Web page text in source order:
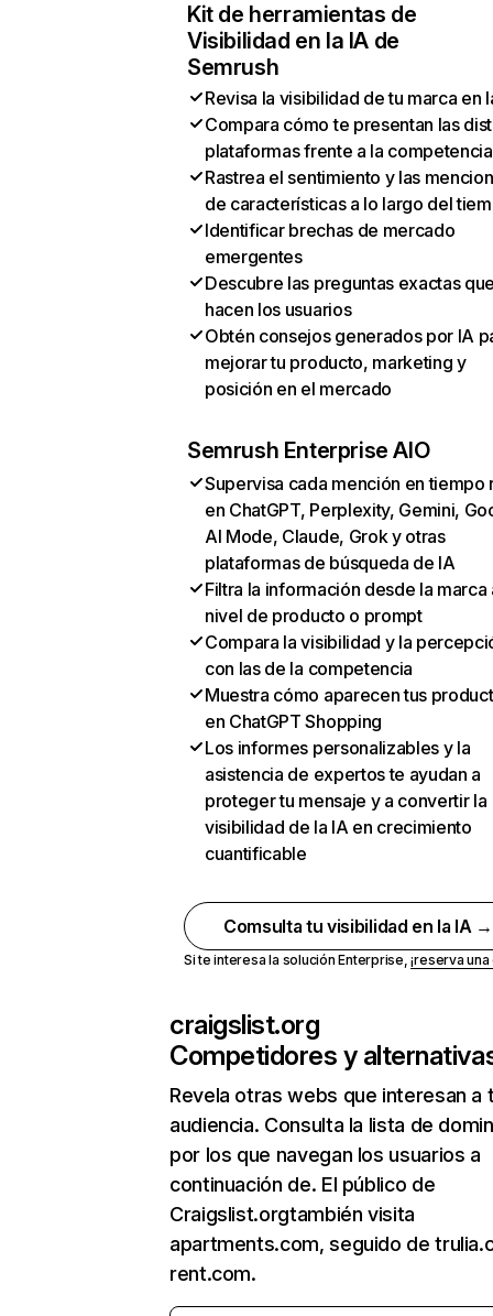
Kit de herramientas de
Visibilidad en la IA de
Semrush
Revisa la visibilidad de tu marca en
Compara cómo te presentan las
plataformas frente a la competencia
Rastrea el sentimiento y las
de características a lo largo del
Identificar brechas de mercado
emergentes
Descubre las preguntas exactas
hacen los usuarios
Obtén consejos generados por IA
mejorar tu producto, marketing y
posición en el mercado
Semrush Enterprise AIO
Supervisa cada mención en tiempo
en ChatGPT, Perplexity, Gemini,
AI Mode, Claude, Grok y otras
plataformas de búsqueda de IA
Filtra la información desde la marca
nivel de producto o prompt
Compara la visibilidad y la
con las de la competencia
Muestra cómo aparecen tus
en ChatGPT Shopping
Los informes personalizables y la
asistencia de expertos te ayudan a
proteger tu mensaje y a convertir la
visibilidad de la IA en crecimiento
cuantificable
Comsulta tu visibilidad en la IA →
Si te interesa la solución Enterprise,¡reserva
craigslist.org
Competidores y
Revela otras webs que interesan a
audiencia. Consulta la lista de
por los que navegan los usuarios a
continuación de. El público de
Craigslist.orgtambién visita
apartments.com, seguido de
rent.com.